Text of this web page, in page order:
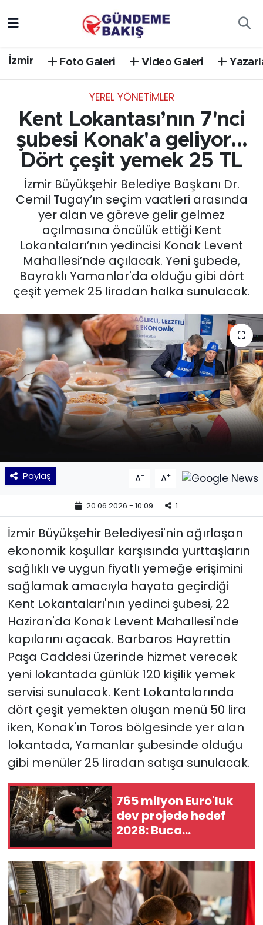
İzmir Foto Galeri Video Galeri
YEREL YÖNETİMLER
Kent Lokantası’nın 7'nci
şubesi Konak'a geliyor...
Dört çeşit yemek 25 TL
İzmir Büyükşehir Belediye Başkanı Dr.
Cemil Tugay’ın seçim vaatleri arasında
yer alan ve göreve gelir gelmez
açılmasına öncülük ettiği Kent
Lokantaları’nın yedincisi Konak Levent
Mahallesi’nde açılacak. Yeni şubede,
Bayraklı Yamanlar'da olduğu gibi dört
çeşit yemek 25 liradan halka sunulacak.
Paylaş A- A+
20.06.2026 - 10:09 1
İzmir Büyükşehir Belediyesi'nin ağırlaşan
ekonomik koşullar karşısında yurttaşların
sağlıklı ve uygun fiyatlı yemeğe erişimini
sağlamak amacıyla hayata geçirdiği
Kent Lokantaları'nın yedinci şubesi, 22
Haziran'da Konak Levent Mahallesi'nde
kapılarını açacak. Barbaros Hayrettin
Paşa Caddesi üzerinde hizmet verecek
yeni lokantada günlük 120 kişilik yemek
servisi sunulacak. Kent Lokantalarında
dört çeşit yemekten oluşan menü 50 lira
iken, Konak'ın Toros bölgesinde yer alan
lokantada, Yamanlar şubesinde olduğu
gibi menüler 25 liradan satışa sunulacak.
765 milyon Euro'luk
dev projede hedef
2028: Buca
Metrosu'nda
istasyonlar
şekilleniyor
EGE
EĞİTİM
EKONOMİ
English News
GÜNCEL
KÜLTÜR SANAT
MAGAZİN
POLİTİKA
SAĞLIK
Siyaset
SPOR
TEKNOLOJİ
YEREL POLİTİKA
YEREL YÖNETİMLER
Yurt
Trafik Durumu
Süper Lig Puan Durumu ve Fikstür
Tüm Manşetler
Son Dakika Haberleri
Haber Arşivi